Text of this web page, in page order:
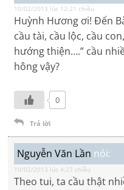
10/02/2013 lúc 12:21 chiều
Huỳnh Hương ơi! Đến
cầu tài, cầu lộc, cầu
hướng thiện….” cầu
hông vậy?
0
Trả lời
Nguyễn Văn Lần nói:
10/02/2013 lúc 4:27 chiều
Theo tui, ta cầu thật